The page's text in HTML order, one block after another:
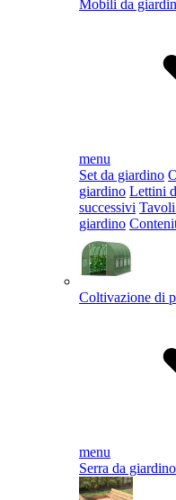
Mobili da
menu
Set da giardino
giardino Lettini
successivi
giardino
Coltivazione di
menu
Serra da giardino